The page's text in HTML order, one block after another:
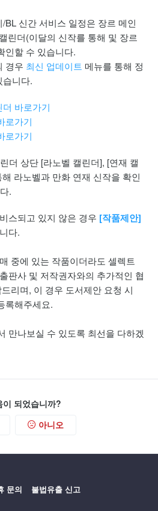
용법
및 작품/도서 제안
법
BL 신간 서비스 일정은 장르 메인
린더(이달의 신작를 통해 및 장르
인할 수 있습니다.
경우 최신 업데이트 메뉴를 통해 정
습니다.
바로가기
로가기
로가기
더 상단 [라노벨 캘린더], [연재 캘
라노벨과 만화 연재 신작을 확인
.
스되고 있지 않은 경우 [작품제안]
다.
중에 있는 작품이더라도 셀렉트
판사 및 저작권자와의 추가적인 협
리며, 이 경우 도서제안 요청 시
록해주세요.
만나보실 수 있도록 최선을 다하겠
이 되었습니까?
아니오
문의 불법유출 신고